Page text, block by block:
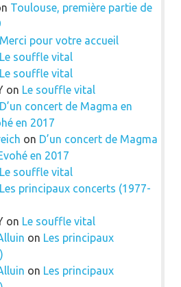
Toulouse, première partie de
Merci pour votre accueil
Le souffle vital
Le souffle vital
on Le souffle vital
D’un concert de Magma en
en 2017
on D’un concert de Magma
en 2017
Le souffle vital
Les principaux concerts (1977-
on Le souffle vital
on Les principaux
on Les principaux